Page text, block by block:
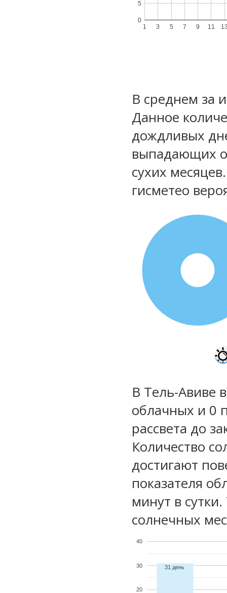
1 3 5 7 9 11
0
5
В среднем за
Данное
дождливых
выпадающих
сухих
гисметео
В Тель-Авиве
облачных и 0
рассвета до
Количество
достигают
показателя
минут в
солнечных
20
30
40
31 день